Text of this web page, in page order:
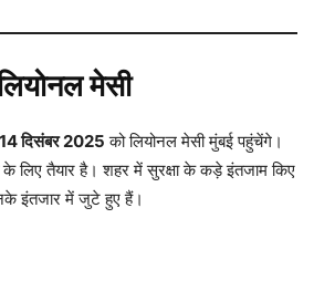
मेसी
14 दिसंबर 2025 को लियोनल मेसी मुंबई पहुंचेंगे।
लिए तैयार है। शहर में सुरक्षा के कड़े इंतजाम किए
इंतजार में जुटे हुए हैं।